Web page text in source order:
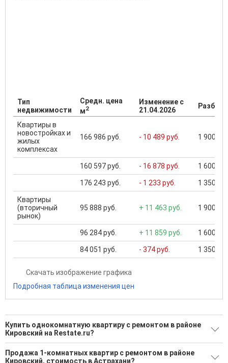
Тип
недвижимости
Средн. цена
м2
Изменение с
21.04.2026
Квартиры в
новостройках и
жилых
комплексах
166 986 руб. - 10 489 руб. 1 900
160 597 руб. - 16 878 руб. 1 600
176 243 руб. - 1 233 руб. 1 350
Квартиры
(вторичный
рынок)
95 888 руб. + 11 463 руб. 1 900
96 284 руб. + 11 859 руб. 1 600
84 051 руб. - 374 руб. 1 350
Скачать изображение графика
Подробная таблица изменения цен
Купить однокомнатную квартиру с ремонтом в районе
Кировский на Restate.ru?
Поможем Купить однокомнатную квартиру с ремонтом в
районе Кировский?
Продажа 1-комнатных квартир с ремонтом в районе
Кировский, стоимость в Астрахани?